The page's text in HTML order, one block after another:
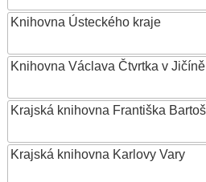
Knihovna Ústeckého kraje
Knihovna Václava Čtvrtka v Jičíně
Krajská knihovna Františka
Krajská knihovna Karlovy Vary